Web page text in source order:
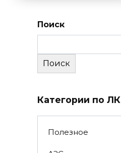
Поиск
Поиск
Категории по ЛК
Полезное